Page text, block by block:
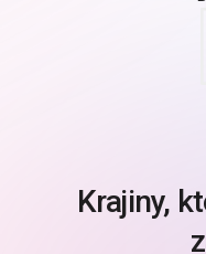
Krajiny,